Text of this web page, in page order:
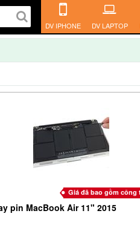
DV IPHONE DV LAPTOP
Giá đã bao gồm công
pin MacBook Air 11" 2015